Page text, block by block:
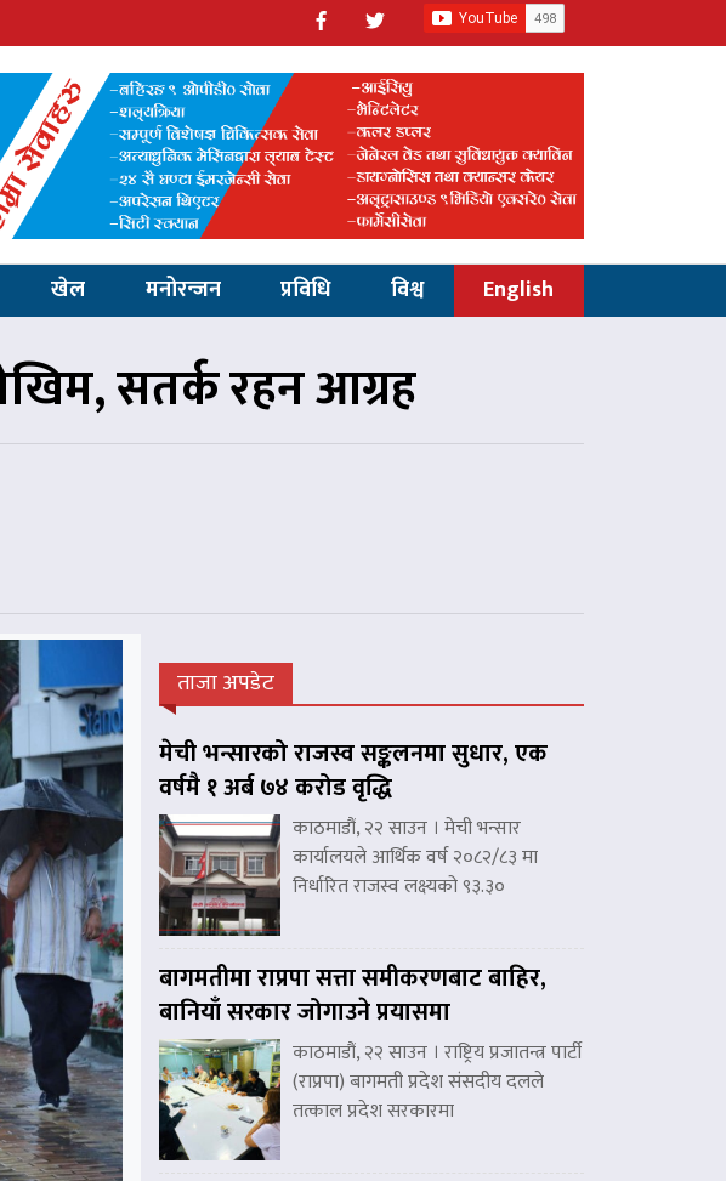
खेल मनोरन्जन प्रविधि विश्व English
सतर्क रहन आग्रह
ताजा अपडेट
मेची भन्सारको राजस्व सङ्कलनमा सुधार, एक
वर्षमै १ अर्ब ७४ करोड वृद्धि
काठमाडौं, २२ साउन । मेची भन्सार
कार्यालयले आर्थिक वर्ष २०८२/८३ मा
निर्धारित राजस्व लक्ष्यको ९३.३०
बागमतीमा राप्रपा सत्ता समीकरणबाट बाहिर,
बानियाँ सरकार जोगाउने प्रयासमा
काठमाडौं, २२ साउन । राष्ट्रिय प्रजातन्त्र पार्टी
(राप्रपा) बागमती प्रदेश संसदीय दलले
तत्काल प्रदेश सरकारमा